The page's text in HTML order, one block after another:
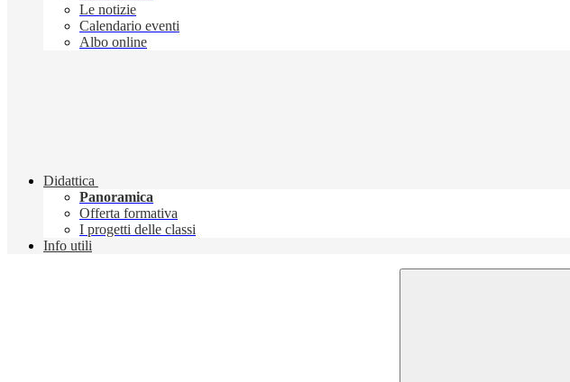
Le notizie
Calendario eventi
Albo online
Didattica
Panoramica
Offerta formativa
I progetti delle classi
Info utili